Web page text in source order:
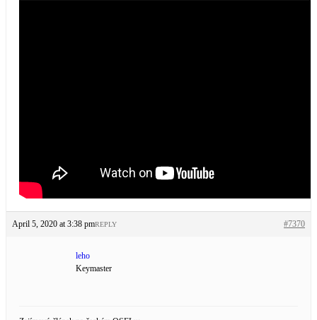
April 5, 2020 at 3:38 pm #7370
REPLY
leho
Keymaster